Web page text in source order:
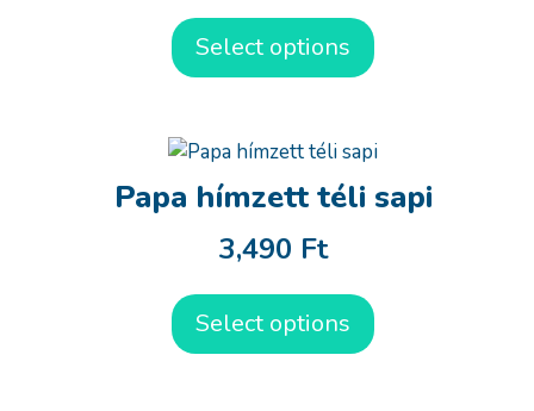
Select options
Papa hímzett téli sapi
3,490 Ft
Select options